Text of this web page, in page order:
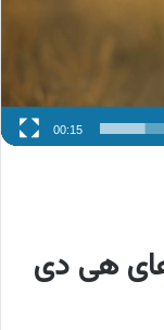
00:15
هی دی